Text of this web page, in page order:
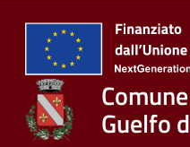
Seguici
Guelfo